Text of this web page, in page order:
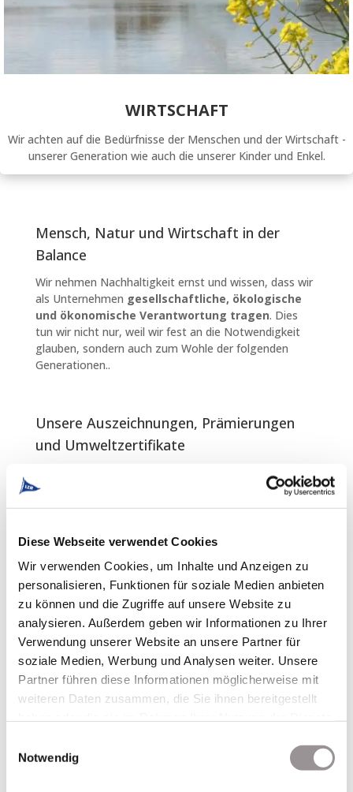
Diese Webseite verwendet Cookies
Wir verwenden Cookies, um Inhalte und Anzeigen zu
personalisieren, Funktionen für soziale Medien anbieten
zu können und die Zugriffe auf unsere Website zu
analysieren. Außerdem geben wir Informationen zu Ihrer
Verwendung unserer Website an unsere Partner für
soziale Medien, Werbung und Analysen weiter. Unsere
Partner führen diese Informationen möglicherweise mit
weiteren Daten zusammen, die Sie ihnen bereitgestellt
Notwendig
WIRTSCHAFT
Wir achten auf die Bedürfnisse der Menschen und der Wirtschaft -
unserer Generation wie auch die unserer Kinder und Enkel.
Mensch, Natur und Wirtschaft in der
Balance
Wir nehmen Nachhaltigkeit ernst und wissen, dass wir
als Unternehmen gesellschaftliche, ökologische
und ökonomische Verantwortung tragen. Dies
tun wir nicht nur, weil wir fest an die Notwendigkeit
glauben, sondern auch zum Wohle der folgenden
Generationen..
Unsere Auszeichnungen, Prämierungen
und Umweltzertifikate
Engagement für aktiven Umwelt- und Naturschutz.
LZR-Nachhaltigkeitsbericht
LZR-Nachhaltigkeitsbericht-2025
LZR-Nachhaltigkeitsbericht 2024
LZR-Nachhaltigkeitsbericht 2023
LZR-Nachhaltigkeitsbericht 2022
LZR-Verhaltenskodex für Lieferanten